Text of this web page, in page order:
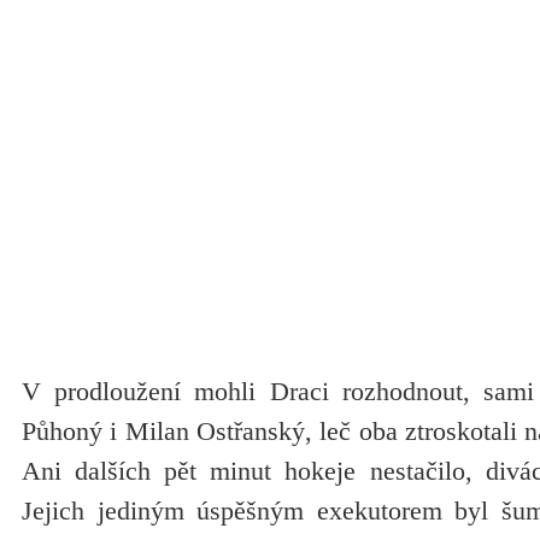
V prodloužení mohli Draci rozhodnout,
Půhoný i Milan Ostřanský, leč oba ztroskotali
Ani dalších pět minut hokeje nestačilo,
Jejich jediným úspěšným exekutorem byl